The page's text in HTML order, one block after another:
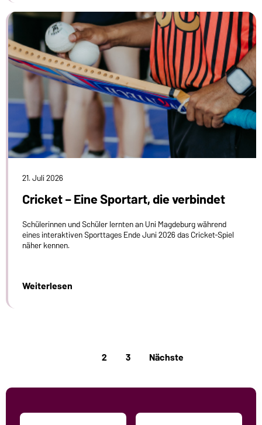
21. Juli 2026
Cricket – Eine Sportart, die verbindet
Schülerinnen und Schüler lernten an Uni Magdeburg während
eines interaktiven Sporttages Ende Juni 2026 das Cricket-Spiel
näher kennen.
Weiterlesen
2 3 Nächste